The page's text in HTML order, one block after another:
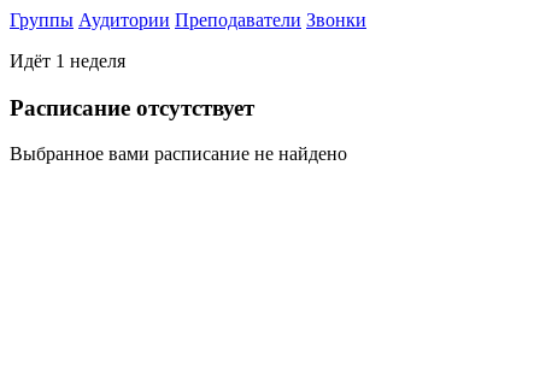
Группы Аудитории Преподаватели Звонки
Идёт 1 неделя
Раcписание отсутствует
Выбранное вами расписание не найдено